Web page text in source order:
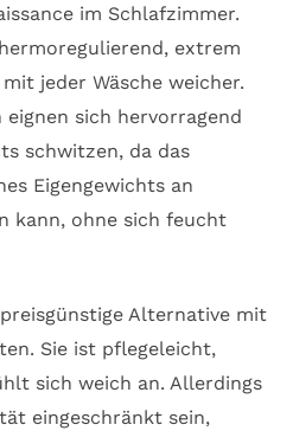
im Schlafzimmer.
extrem
jeder Wäsche weicher.
sich hervorragend
schwitzen, da das
Eigengewichts an
kann, ohne sich feucht
Alternative mit
Sie ist pflegeleicht,
sich weich an. Allerdings
eingeschränkt sein,